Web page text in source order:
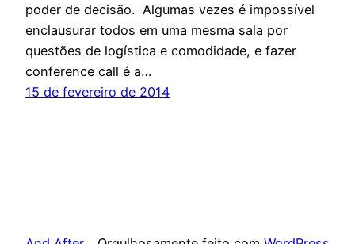
poder de decisão. Algumas vezes é impossível
enclausurar todos em uma mesma sala por
questões de logística e comodidade, e fazer
conference call é a…
15 de fevereiro de 2014